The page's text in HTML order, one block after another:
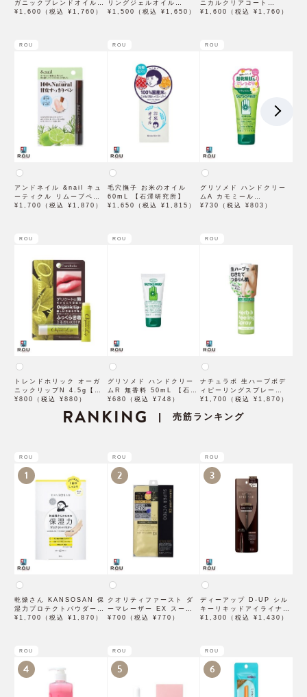
ガニックブレンドオイル
10mL【石澤研究所】
¥1,600（税込 ¥1,760）
リングジェルオイル
10g【石澤研究所】
¥1,500（税込 ¥1,650）
ニカルクリアコート
10mL【石澤研究所】
¥1,600（税込 ¥1,760）
ROU
アンドネイル &nail キュ
ーティクル リムーブペン
1.8mL【石澤研究所】
¥1,700（税込 ¥1,870）
ROU
毛穴撫子 お米のオイル
60mL 【石澤研究所】
¥1,650（税込 ¥1,815）
ROU
グリソメド ハンドクリー
ムA カモミール
50mL【石澤研究所】
¥730（税込 ¥803）
ROU
トレンドホリック オーガ
ニックリップN 4.5g【石
澤研究所】
¥800（税込 ¥880）
ROU
グリソメド ハンドクリー
ムR 無香料 50mL 【石澤
研究所】
¥680（税込 ¥748）
ROU
ナチュラボ 生ハーブボデ
ィピーリングスプレー
80mL 【石澤研究所】
¥1,700（税込 ¥1,870）
RANKING | 売筋ランキング
ROU
1
乾燥さん KANSOSAN 保
湿力プロテクトパウダー
10g【BCLカンパニー】
¥1,700（税込 ¥1,870）
ROU
2
クオリティファースト ダ
ーマレーザー EX スーパ
ー VC100 マスク 1枚入
¥700（税込 ¥770）
ROU
3
ディーアップ D-UP シル
キーリキッドアイライナー
WP ブラウンブラック
¥1,300（税込 ¥1,430）
ROU
4
ROU
5
ROU
6